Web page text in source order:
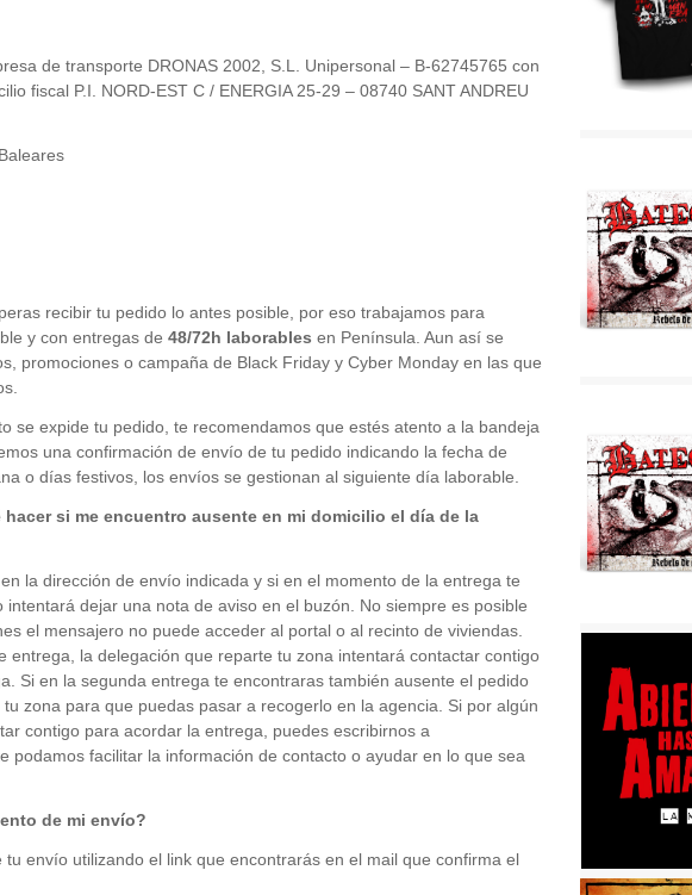
de transporte DRONAS 2002, S.L. Unipersonal – B-62745765 con
fiscal P.I. NORD-EST C / ENERGIA 25-29 – 08740 SANT ANDREU
recibir tu pedido lo antes posible, por eso trabajamos para
y con entregas de 48/72h laborables en Península. Aun así se
promociones o campaña de Black Friday y Cyber Monday en las que
se expide tu pedido, te recomendamos que estés atento a la bandeja
una confirmación de envío de tu pedido indicando la fecha de
o días festivos, los envíos se gestionan al siguiente día laborable.
si me encuentro ausente en mi domicilio el día de la
la dirección de envío indicada y si en el momento de la entrega te
dejar una nota de aviso en el buzón. No siempre es posible
el mensajero no puede acceder al portal o al recinto de viviendas.
entrega, la delegación que reparte tu zona intentará contactar contigo
Si en la segunda entrega te encontraras también ausente el pedido
zona para que puedas pasar a recogerlo en la agencia. Si por algún
contigo para acordar la entrega, puedes escribirnos a
podamos facilitar la información de contacto o ayudar en lo que sea
de mi envío?
envío utilizando el link que encontrarás en el mail que confirma el